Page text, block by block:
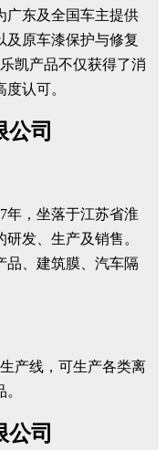
广东及全国车主提供
及原车漆保护与修复
凯产品不仅获得了消
认可。
公司
年，坐落于江苏省淮
发、生产及销售。
品、建筑膜、汽车隔
产线，可生产各类离
公司